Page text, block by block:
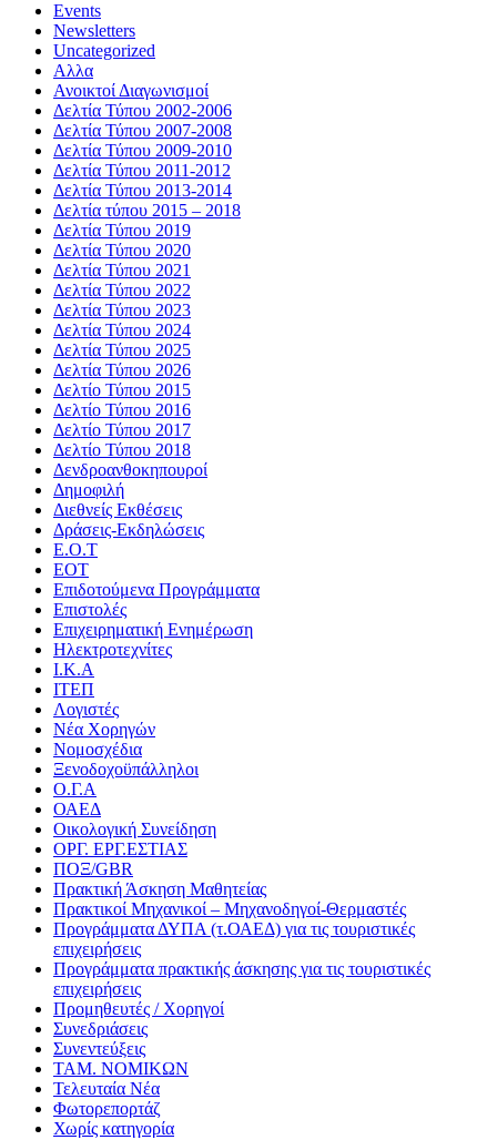
Events
Newsletters
Uncategorized
Αλλα
Ανοικτοί Διαγωνισμoί
Δελτία Τύπου 2002-2006
Δελτία Τύπου 2007-2008
Δελτία Τύπου 2009-2010
Δελτία Τύπου 2011-2012
Δελτία Τύπου 2013-2014
Δελτία τύπου 2015 – 2018
Δελτία Τύπου 2019
Δελτία Τύπου 2020
Δελτία Τύπου 2021
Δελτία Τύπου 2022
Δελτία Τύπου 2023
Δελτία Τύπου 2024
Δελτία Τύπου 2025
Δελτία Τύπου 2026
Δελτίο Τύπου 2015
Δελτίο Τύπου 2016
Δελτίο Τύπου 2017
Δελτίο Τύπου 2018
Δενδροανθοκηπουροί
Δημοφιλή
Διεθνείς Εκθέσεις
Δράσεις-Εκδηλώσεις
Ε.Ο.Τ
ΕΟΤ
Επιδοτούμενα Προγράμματα
Επιστολές
Επιχειρηματική Ενημέρωση
Ηλεκτροτεχνίτες
Ι.Κ.Α
ΙΤΕΠ
Λογιστές
Νέα Χορηγών
Νομοσχέδια
Ξενοδοχοϋπάλληλοι
Ο.Γ.Α
ΟΑΕΔ
Οικολογική Συνείδηση
ΟΡΓ. ΕΡΓ.ΕΣΤΙΑΣ
ΠΟΞ/GBR
Πρακτική Άσκηση Μαθητείας
Πρακτικοί Μηχανικοί – Μηχανοδηγοί-Θερμαστές
Προγράμματα ΔΥΠΑ (τ.ΟΑΕΔ) για τις τουριστικές
επιχειρήσεις
Προγράμματα πρακτικής άσκησης για τις τουριστικές
επιχειρήσεις
Προμηθευτές / Χορηγοί
Συνεδριάσεις
Συνεντεύξεις
ΤΑΜ. ΝΟΜΙΚΩΝ
Τελευταία Νέα
Φωτορεπορτάζ
Χωρίς κατηγορία